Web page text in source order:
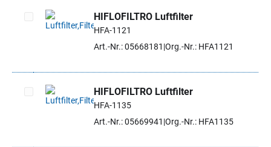
Artikel auswählen
HIFLOFILTRO Luftfilter
HFA-1121
Art.-Nr.: 05668181 Org.-Nr.: HFA1121
Artikel auswählen
HIFLOFILTRO Luftfilter
HFA-1135
Art.-Nr.: 05669941 Org.-Nr.: HFA1135